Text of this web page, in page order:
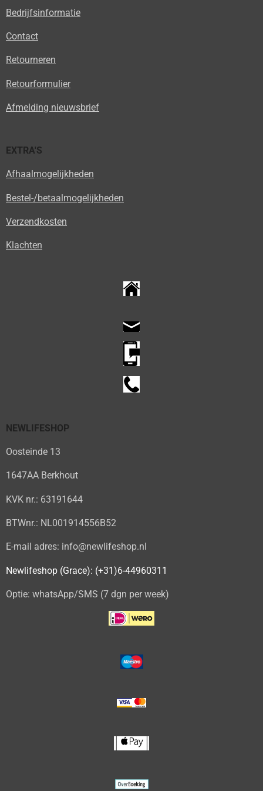
Bedrijfsinformatie
Contact
Retourneren
Retourformulier
Afmelding nieuwsbrief
EXTRA'S
Afhaalmogelijkheden
Bestel-/betaalmogelijkheden
Verzendkosten
Klachten
NEWLIFESHOP
Oosteinde 13
1647AA Berkhout
KVK nr.: 63191644
BTWnr.: NL001914556B52
E-mail adres: info@newlifeshop.nl
Newlifeshop (Grace): (+31)6-44960311
Optie: whatsApp/SMS (7 dgn per week)